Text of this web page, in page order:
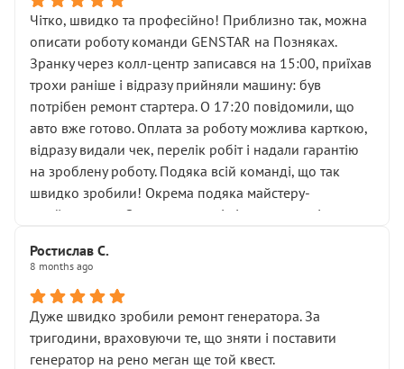
ущільнювачів.
Що прикро — це не перший мій візит. Раніше міняв у
вас стартер, і тоді сервіс наче справив хороше
враження. Але згодом знайшов декілька гайок під
лобовим склом. Мені пояснили, що це “старі гайки, які
відкручували”, і попросили не хвилюватися. ( надіюсь
новий власник, не застяг в полі))
Але після нинішнього візиту такі дрібниці вже не
здаються дрібницями.
Я — клієнт, який працює на довірі, і саме її цей сервіс
Хотілося б більше:
• належної уваги до авто
• прозорості в роботах і рахунках
• реальної діагностики, а не формального
“подивились і поїхав”
На жаль, складається враження, що сервіс працює не
Чітко, швидко та професійно! Приблизно так, можна
описати роботу команди GENSTAR на Позняках.
Зранку через колл-центр записався на 15:00, приїхав
трохи раніше і відразу прийняли машину: був
потрібен ремонт стартера. О 17:20 повідомили, що
авто вже готово. Оплата за роботу можлива карткою,
відразу видали чек, перелік робіт і надали гарантію
на зроблену роботу. Подяка всій команді, що так
швидко зробили! Окрема подяка майстеру-
приймальнику Олександру: всі чітко та по суті.
звертатися до цього автосервісу.
Ростислав С.
8 months ago
Дуже швидко зробили ремонт генератора. За
тригодини, враховуючи те, що зняти і поставити
генератор на рено меган ще той квест.